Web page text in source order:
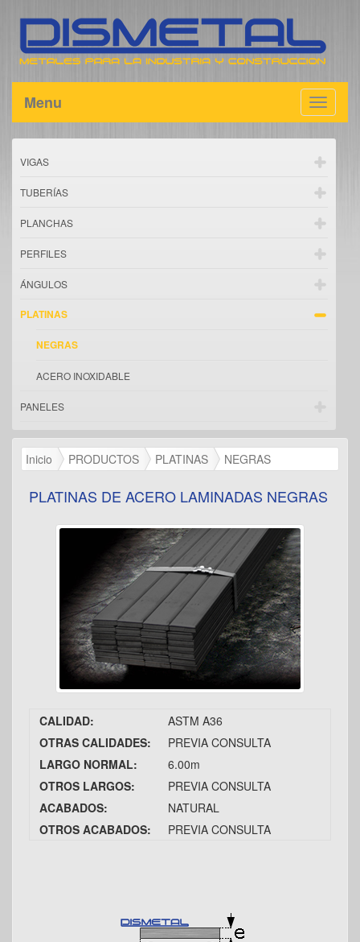
Toggle
Menu
VIGAS
TUBERÍAS
PLANCHAS
PERFILES
ÁNGULOS
PLATINAS
NEGRAS
ACERO INOXIDABLE
PANELES
Inicio PRODUCTOS PLATINAS NEGRAS
PLATINAS DE ACERO LAMINADAS NEGRAS
CALIDAD:
ASTM A36
OTRAS CALIDADES:
PREVIA CONSULTA
LARGO NORMAL:
6.00m
OTROS LARGOS:
PREVIA CONSULTA
ACABADOS:
NATURAL
OTROS ACABADOS:
PREVIA CONSULTA